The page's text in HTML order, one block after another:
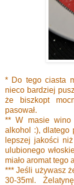
* Do tego ciasta
nieco bardziej
że biszkopt
pasował.
** W masie wino
alkohol :), dlatego
lepszej jakości
ulubionego
miało aromat tego
*** Jeśli używasz
30-35ml.